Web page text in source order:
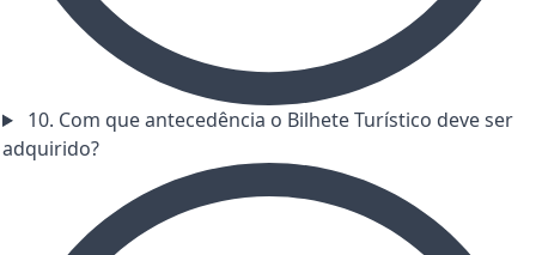
10. Com que antecedência o Bilhete Turístico deve ser
adquirido?